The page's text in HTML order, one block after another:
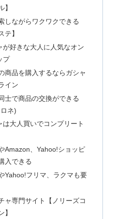
】
しながらワクワクできる
テ】
が好きな大人に人気なオン
プ
商品を購入するならガシャ
イン
士で商品の交換ができる
ネ)
は大人買いでコンプリート
Amazon、Yahoo!ショッピ
入できる
Yahoo!フリマ、ラクマも要
ャ専門サイト【ノリーズコ
】